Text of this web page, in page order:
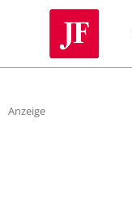
Anzeige